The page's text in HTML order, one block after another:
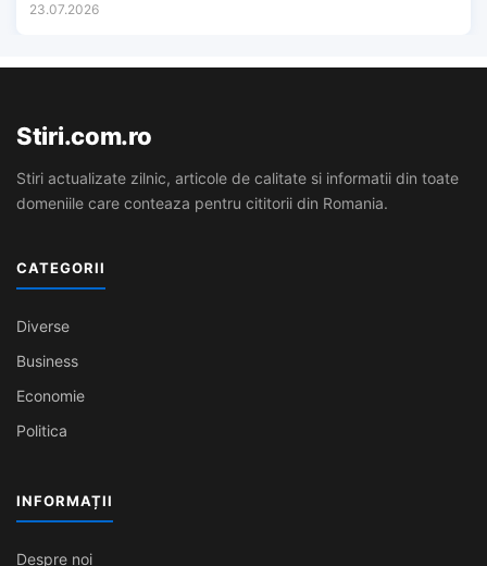
23.07.2026
Stiri.com.ro
Stiri actualizate zilnic, articole de calitate si informatii din toate
domeniile care conteaza pentru cititorii din Romania.
CATEGORII
Diverse
Business
Economie
Politica
INFORMAȚII
Despre noi